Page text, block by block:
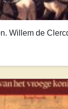
Willem de